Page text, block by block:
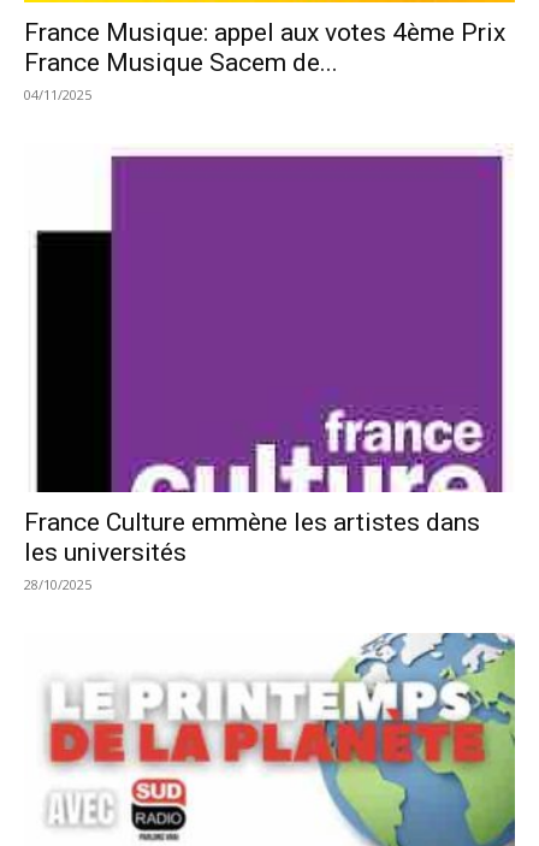
France Musique: appel aux votes 4ème Prix
France Musique Sacem de...
04/11/2025
France Culture emmène les artistes dans
les universités
28/10/2025